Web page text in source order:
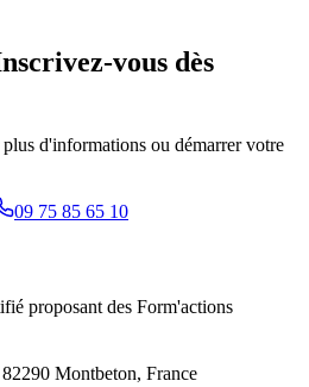
vous dès
d'informations ou démarrer votre
09 75 85 65 10
proposant des Form'actions
Montbeton, France